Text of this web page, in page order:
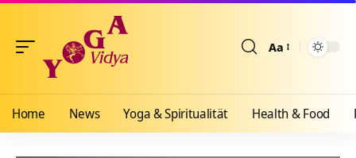
Aa
Home News Yoga & Spiritualität Health & Food